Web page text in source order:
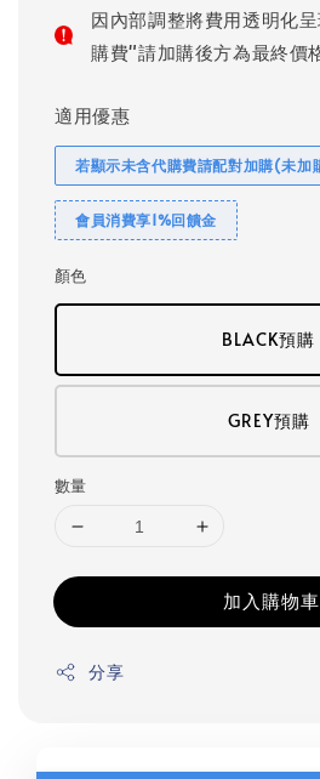
因內部調整將費用透明化
購費"請加購後方為最終價
適用優惠
若顯示未含代購費請配對加購(未加
會員消費享1%回饋金
顏色
BLACK預購
GREY預購
數量
加入購物車
分享